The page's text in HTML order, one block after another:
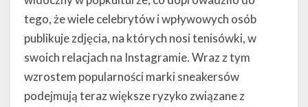
tego, że wiele celebrytów i wpływowych osób
publikuje zdjęcia, na których nosi tenisówki, w
swoich relacjach na Instagramie. Wraz z tym
wzrostem popularności marki sneakersów
podejmują teraz większe ryzyko związane z